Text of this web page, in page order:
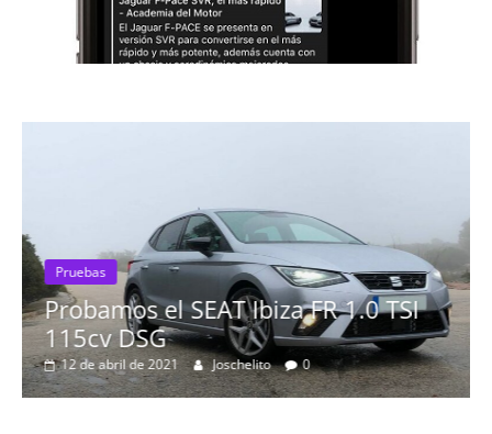
Pruebas
Probamos el SEAT Ibiza FR 1.0 TSI
115cv DSG
12 de abril de 2021 Joschelito 0